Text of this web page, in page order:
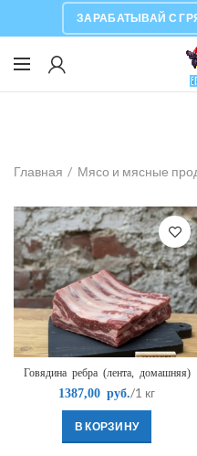
ЗАРАБАТЫВАЙ С
Главная Мясо и мясные
Говядина ребра (лента, домашняя)
1387,00 руб. /1 кг
В КОРЗИНУ